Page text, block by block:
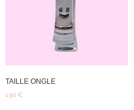
TAILLE ONGLE
1,90 €